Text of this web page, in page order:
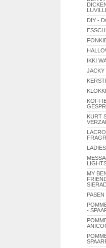
DIY -
IKKI
JACKY
KURT
MY
PASEN
-